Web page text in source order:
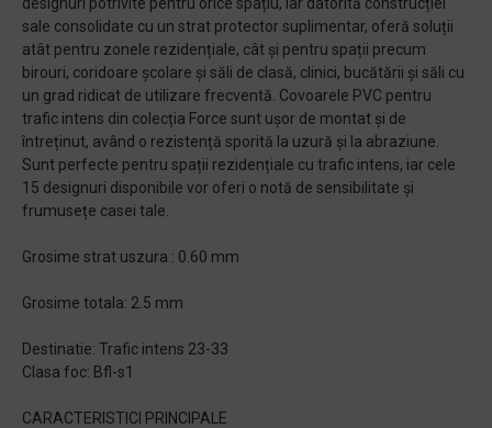
sale consolidate cu un strat protector suplimentar, oferă soluții
atât pentru zonele rezidențiale, cât și pentru spații precum
birouri, coridoare școlare și săli de clasă, clinici, bucătării și săli cu
un grad ridicat de utilizare frecventă. Covoarele PVC pentru
trafic intens din colecția Force sunt ușor de montat și de
întreținut, având o rezistență sporită la uzură și la abraziune.
Sunt perfecte pentru spații rezidențiale cu trafic intens, iar cele
15 designuri disponibile vor oferi o notă de sensibilitate și
frumusețe casei tale.
Grosime strat uszura : 0.60 mm
Grosime totala: 2.5 mm
Destinatie: Trafic intens 23-33
Clasa foc: Bfl-s1
CARACTERISTICI PRINCIPALE